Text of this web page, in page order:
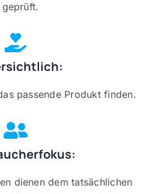
geprüft.
passende Produkt finden.
dienen dem tatsächlichen